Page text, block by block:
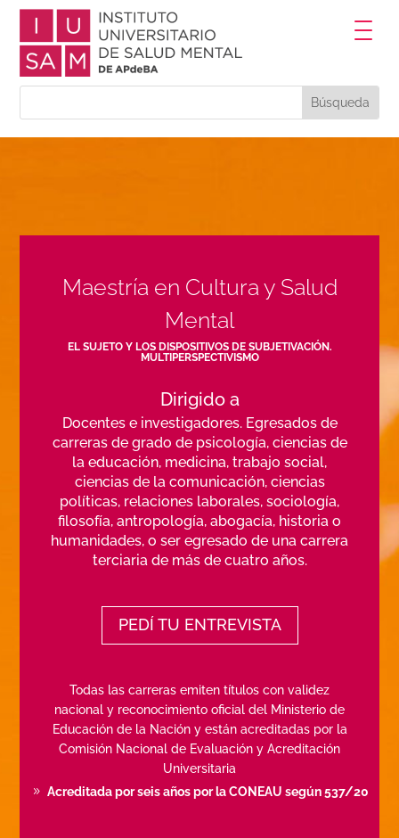
Maestría en Cultura y Salud
Mental
EL SUJETO Y LOS DISPOSITIVOS DE SUBJETIVACIÓN.
MULTIPERSPECTIVISMO
Dirigido a
Docentes e investigadores. Egresados de
carreras de grado de psicología, ciencias de
la educación, medicina, trabajo social,
ciencias de la comunicación, ciencias
políticas, relaciones laborales, sociología,
filosofía, antropología, abogacía, historia o
humanidades, o ser egresado de una carrera
terciaria de más de cuatro años.
PEDÍ TU ENTREVISTA
Todas las carreras emiten títulos con validez
nacional y reconocimiento oficial del Ministerio de
Educación de la Nación y están acreditadas por la
Comisión Nacional de Evaluación y Acreditación
Universitaria
Acreditada por seis años por la CONEAU según 537/20